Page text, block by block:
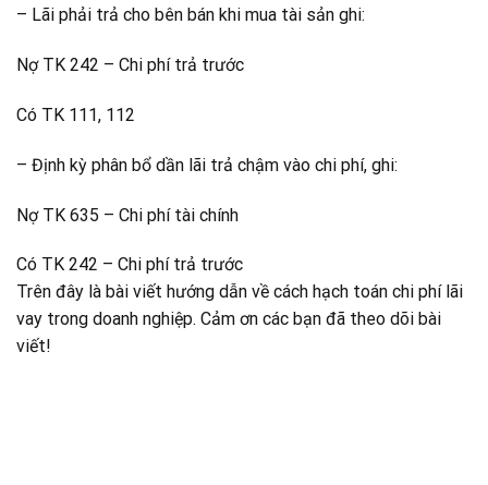
– Lãi phải trả cho bên bán khi mua tài sản ghi:
Nợ TK 242 – Chi phí trả trước
Có TK 111, 112
– Định kỳ phân bổ dần lãi trả chậm vào chi phí, ghi:
Nợ TK 635 – Chi phí tài chính
Có TK 242 – Chi phí trả trước
Trên đây là bài viết hướng dẫn về cách hạch toán chi phí lãi
vay trong doanh nghiệp. Cảm ơn các bạn đã theo dõi bài
viết!